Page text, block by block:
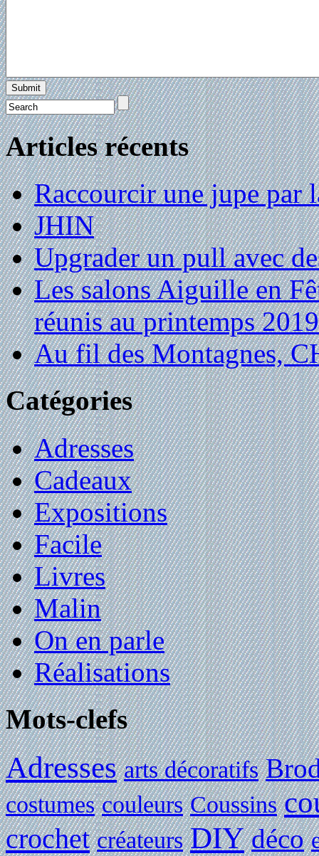
Articles récents
Raccourcir une jupe par
JHIN
Upgrader un pull avec
Les salons Aiguille en
réunis au printemps 2019
Au fil des Montagnes,
Catégories
Adresses
Cadeaux
Expositions
Facile
Livres
Malin
On en parle
Réalisations
Mots-clefs
Adresses arts décoratifs
costumes couleurs Coussins
crochet créateurs DIY déco